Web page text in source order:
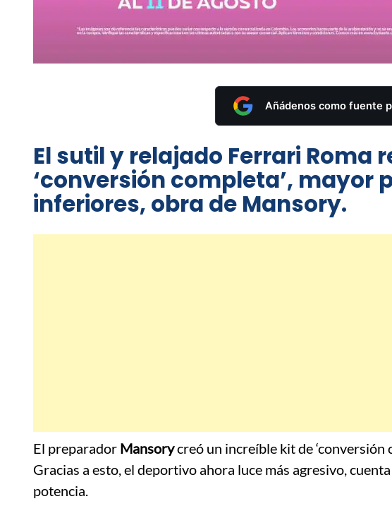
Añádenos como fuente
El sutil y relajado Ferrari Roma
‘conversión completa’, mayor
inferiores, obra de Mansory.
El preparador Mansorycreó un increíble kit de ‘conversión
Gracias a esto, el deportivo ahora luce más agresivo,
potencia.